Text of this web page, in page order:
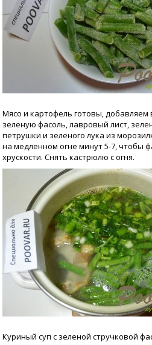
Мясо и картофель готовы,
зеленую фасоль, лавровый лист,
петрушки и зеленого лука из
на медленном огне минут 5-7, чтобы
хрускости. Снять кастрюлю с огня.
Куриный суп с зеленой стручковой